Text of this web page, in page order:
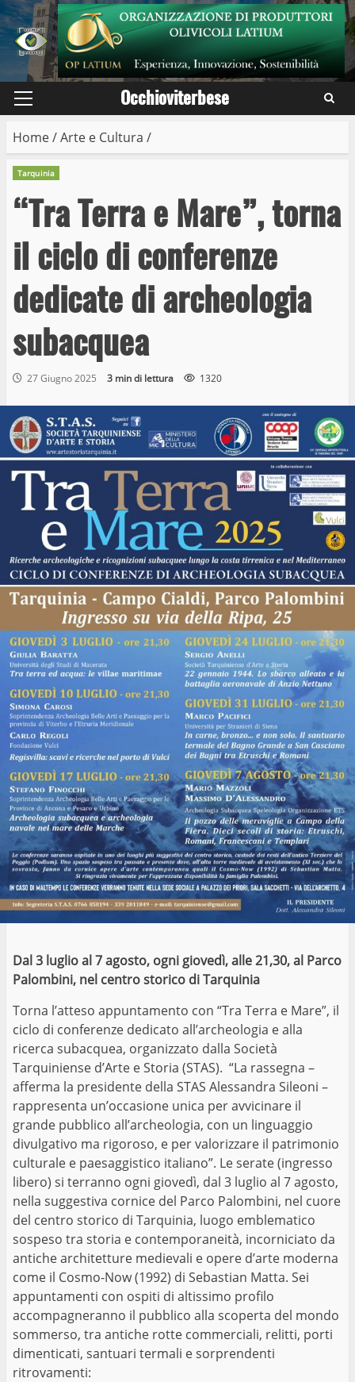
Skip
to
content
Primary
Occhioviterbese
Home/Arte e Cultura /
Tarquinia
“Tra Terra e Mare”, torna
il ciclo di conferenze
dedicate di archeologia
subacquea
27 Giugno 2025 3 min di lettura 1320
Dal 3 luglio al 7 agosto, ogni giovedì, alle 21,30, al Parco
Palombini, nel centro storico di Tarquinia
Torna l’atteso appuntamento con “Tra Terra e Mare”, il
ciclo di conferenze dedicato all’archeologia e alla
ricerca subacquea, organizzato dalla Società
Tarquiniense d’Arte e Storia (STAS). “La rassegna –
afferma la presidente della STAS Alessandra Sileoni –
rappresenta un’occasione unica per avvicinare il
grande pubblico all’archeologia, con un linguaggio
divulgativo ma rigoroso, e per valorizzare il patrimonio
culturale e paesaggistico italiano”. Le serate (ingresso
libero) si terranno ogni giovedì, dal 3 luglio al 7 agosto,
nella suggestiva cornice del Parco Palombini, nel cuore
del centro storico di Tarquinia, luogo emblematico
sospeso tra storia e contemporaneità, incorniciato da
antiche architetture medievali e opere d’arte moderna
come il Cosmo-Now (1992) di Sebastian Matta. Sei
appuntamenti con ospiti di altissimo profilo
accompagneranno il pubblico alla scoperta del mondo
sommerso, tra antiche rotte commerciali, relitti, porti
dimenticati, santuari termali e sorprendenti
ritrovamenti: